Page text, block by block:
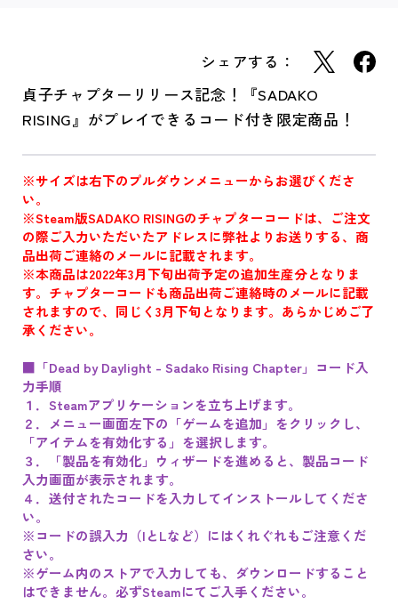
シェアする：
貞子チャプターリリース記念！『SADAKO
RISING』がプレイできるコード付き限定商品！
※サイズは右下のプルダウンメニューからお選びくださ
い。
※Steam版SADAKO RISINGのチャプターコードは、ご注文
の際ご入力いただいたアドレスに弊社よりお送りする、商
品出荷ご連絡のメールに記載されます。
※本商品は2022年3月下旬出荷予定の追加生産分となりま
す。チャプターコードも商品出荷ご連絡時のメールに記載
されますので、同じく3月下旬となります。あらかじめご了
承ください。
■「Dead by Daylight - Sadako Rising Chapter」コード入
力手順
１．Steamアプリケーションを立ち上げます。
２．メニュー画面左下の「ゲームを追加」をクリックし、
「アイテムを有効化する」を選択します。
３．「製品を有効化」ウィザードを進めると、製品コード
入力画面が表示されます。
４．送付されたコードを入力してインストールしてくださ
い。
※コードの誤入力（IとLなど）にはくれぐれもご注意くだ
さい。
※ゲーム内のストアで入力しても、ダウンロードすること
はできません。必ずSteamにてご入手ください。